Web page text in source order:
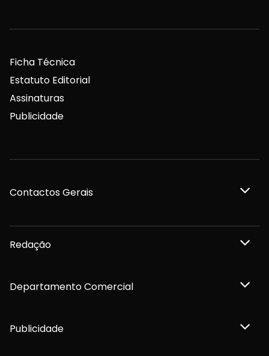
Ficha Técnica
Estatuto Editorial
Assinaturas
Publicidade
Contactos Gerais
Redação
Departamento Comercial
Publicidade